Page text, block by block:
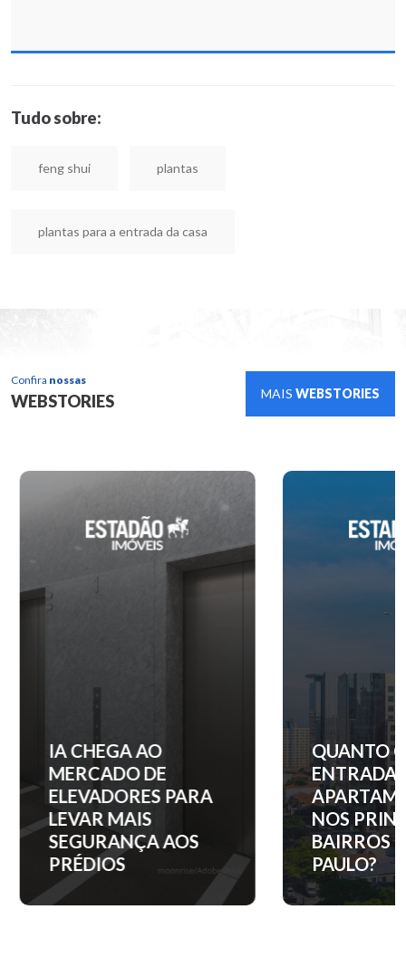
Tudo sobre:
feng shui plantas
plantas para a entrada da casa
Confira nossas
WEBSTORIES MAIS WEBSTORIES
IA CHEGA AO
MERCADO DE
ELEVADORES PARA
LEVAR MAIS
SEGURANÇA AOS
PRÉDIOS
QUANTO
ENTRADA
NOS
BAIRROS
PAULO?